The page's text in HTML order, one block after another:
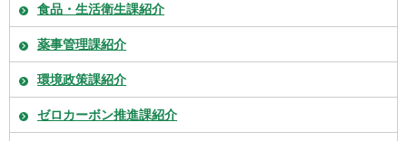
食品・生活衛生課紹介
薬事管理課紹介
環境政策課紹介
ゼロカーボン推進課紹介